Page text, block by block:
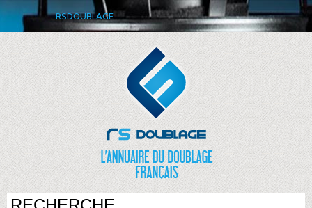
RSDOUBLAGE